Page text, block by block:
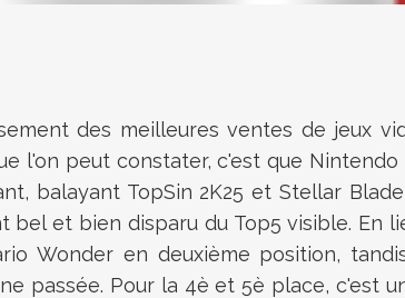
des meilleures ventes de jeux
l'on peut constater, c'est que
balayant TopSin 2K25 et Stellar
et bien disparu du Top5 visible. En
Wonder en deuxième position,
passée. Pour la 4è et 5è place, c'est